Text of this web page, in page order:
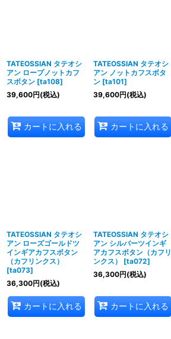
TATEOSSIAN タテオシ
アン ロープノットカフ
スボタン [ta108]
39,600円(税込)
カートに入れる
TATEOSSIAN タテオシ
アン ノットカフスボタ
ン [ta101]
39,600円(税込)
カートに入れる
TATEOSSIAN タテオシ
アン ローズゴールドツ
インギアカフスボタン
（カフリンクス）
[ta073]
36,300円(税込)
カートに入れる
TATEOSSIAN タテオシ
アン シルバーツインギ
アカフスボタン（カフリ
ンクス）
[ta072]
36,300円(税込)
カートに入れる